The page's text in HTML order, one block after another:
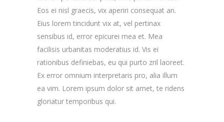
Eos ei nisl graecis, vix aperiri consequat an.
Eius lorem tincidunt vix at, vel pertinax
sensibus id, error epicurei mea et. Mea
facilisis urbanitas moderatius id. Vis ei
rationibus definiebas, eu qui purto zril laoreet.
Ex error omnium interpretaris pro, alia illum
ea vim. Lorem ipsum dolor sit amet, te ridens
gloriatur temporibus qui.